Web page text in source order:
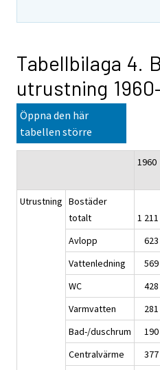
Tabellbilaga 4.
utrustning
Öppna den här
tabellen större
1960
Utrustning Bostäder
totalt
1
Avlopp
Vattenledning
WC
Varmvatten
Bad-/duschrum
Centralvärme